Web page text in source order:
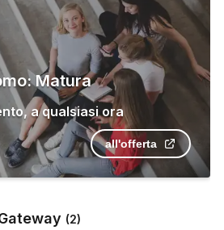
Matura
,a qualsiasi ora
all'offerta
(2)